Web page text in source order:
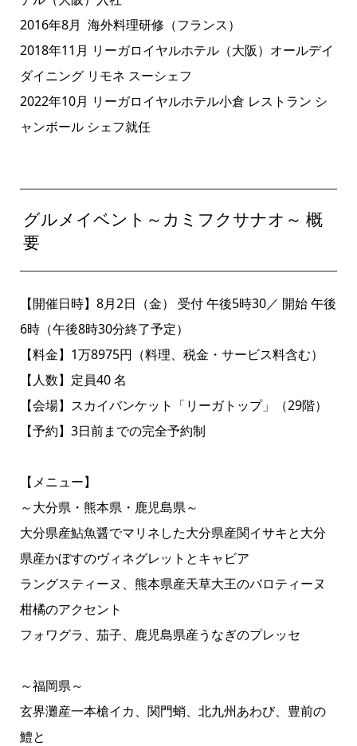
2016年8月 海外料理研修（フランス）
2018年11月 リーガロイヤルホテル（大阪）オールデイ
ダイニング リモネ スーシェフ
2022年10月 リーガロイヤルホテル小倉 レストラン シ
ャンボール シェフ就任
グルメイベント～カミフクサナオ～ 概
要
【開催日時】8月2日（金） 受付 午後5時30／ 開始 午後
6時（午後8時30分終了予定）
【料金】1万8975円（料理、税金・サービス料含む）
【人数】定員40 名
【会場】スカイバンケット「リーガトップ」（29階）
【予約】3日前までの完全予約制
【メニュー】
～大分県・熊本県・鹿児島県～
大分県産鮎魚醤でマリネした大分県産関イサキと大分
県産かぼすのヴィネグレットとキャビア
ラングスティーヌ、熊本県産天草大王のバロティーヌ
柑橘のアクセント
フォワグラ、茄子、鹿児島県産うなぎのプレッセ
～福岡県～
玄界灘産一本槍イカ、関門蛸、北九州あわび、豊前の
鱧と